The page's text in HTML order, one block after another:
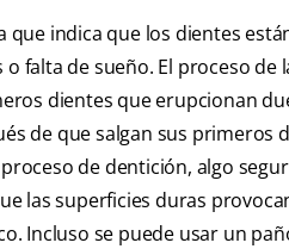
que indica que los dientes
falta de sueño. El proceso
dientes que erupcionan
de que salgan sus primeros
de dentición, algo
las superficies duras
Incluso se puede usar un